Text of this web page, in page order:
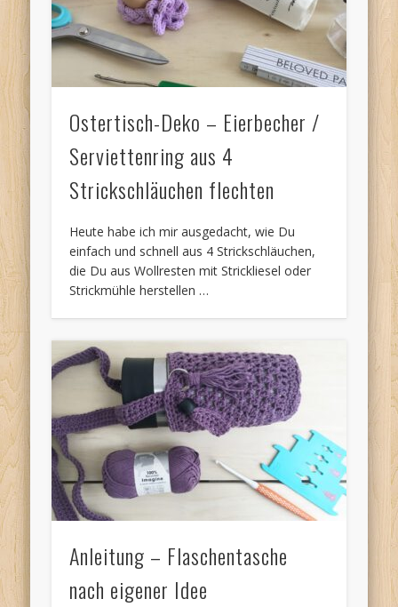
Ostertisch-Deko – Eierbecher /
Serviettenring aus 4
Strickschläuchen flechten
Heute habe ich mir ausgedacht, wie Du
einfach und schnell aus 4 Strickschläuchen,
die Du aus Wollresten mit Strickliesel oder
Strickmühle herstellen …
Anleitung – Flaschentasche
nach eigener Idee